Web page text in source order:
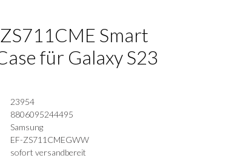
Smart
für Galaxy S23
23954
8806095244495
Samsung
EF-ZS711CMEGWW
sofort versandbereit